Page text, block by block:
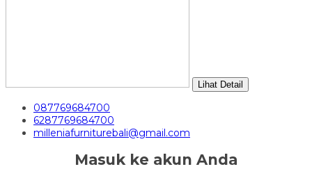
Lihat Detail
087769684700
6287769684700
milleniafurniturebali@gmail.com
Masuk ke akun Anda